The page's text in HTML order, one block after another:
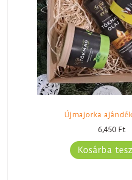
Újmajorka
6,450 Ft
Kosárba